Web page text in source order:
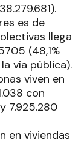
es de
llega
(48,1%
vía pública).
viven en
con
7.925.280
en viviendas